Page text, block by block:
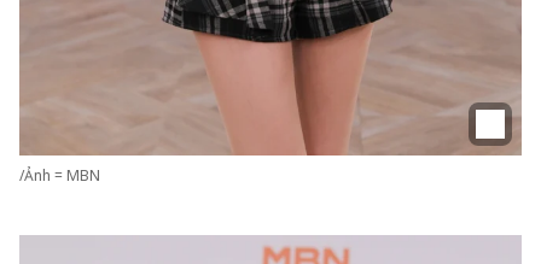
/Ảnh = MBN